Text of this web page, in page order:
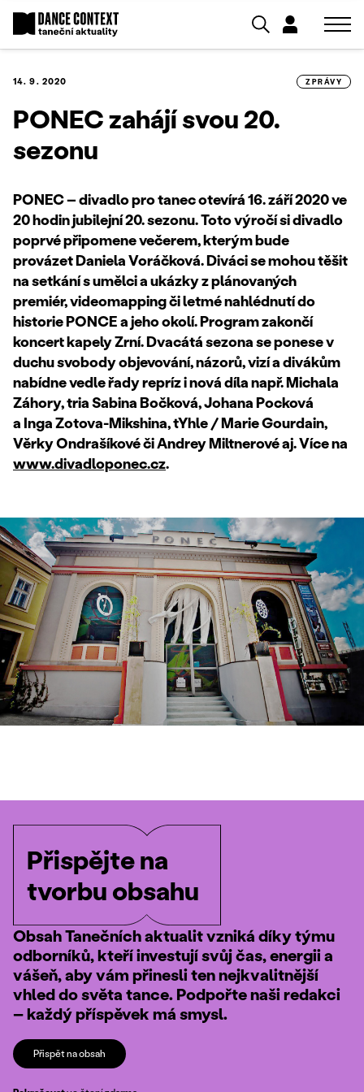
14. 9. 2020 ZPRÁVY
PONEC zahájí svou 20.
sezonu
PONEC – divadlo pro tanec otevírá 16. září 2020 ve
20 hodin jubilejní 20. sezonu. Toto výročí si divadlo
poprvé připomene večerem, kterým bude
provázet Daniela Voráčková. Diváci se mohou těšit
na setkání s umělci a ukázky z plánovaných
premiér, videomapping či letmé nahlédnutí do
historie PONCE a jeho okolí. Program zakončí
koncert kapely Zrní. Dvacátá sezona se ponese v
duchu svobody objevování, názorů, vizí a divákům
nabídne vedle řady repríz i nová díla např. Michala
Záhory, tria Sabina Bočková, Johana Pocková
a Inga Zotova-Mikshina, tYhle / Marie Gourdain,
Věrky Ondrašíkové či Andrey Miltnerové aj. Více na
www.divadloponec.cz.
Přispějte na
tvorbu obsahu
Obsah Tanečních aktualit vzniká díky týmu
odborníků, kteří investují svůj čas, energii a
vášeň, aby vám přinesli ten nejkvalitnější
vhled do světa tance. Podpořte naši redakci
– každý příspěvek má smysl.
Přispět na obsah